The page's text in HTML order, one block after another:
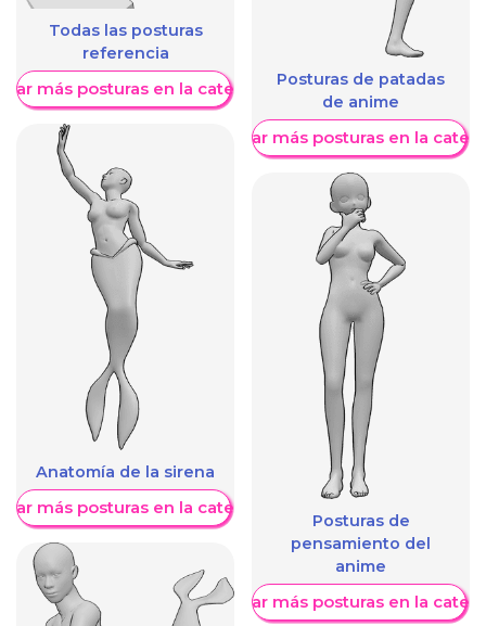
Todas las posturas
referencia
más posturas en la categoría
Anatomía de la sirena
más posturas en la categoría
Posturas de patadas
de anime
Mostrar más posturas en la
Posturas de
pensamiento del
anime
Mostrar más posturas en la